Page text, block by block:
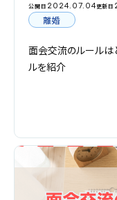
公開日 2024.07.04更新日
離婚
面会交流のルールは
ルを紹介